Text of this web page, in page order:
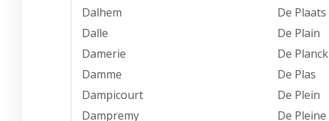
Dalhem
Dalle
Damerie
Damme
Dampicourt
Dampremy
De Plaats
De Plain
De Planck
De Plas
De Plein
De Pleine